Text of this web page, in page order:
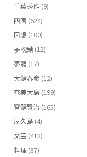
千葉秀作 (9)
四国 (624)
回想(100)
夢枕鯖(12)
夢龍 (17)
大鯖春彦 (12)
奄美大島 (199)
宮鯖賢治 (165)
屋久島 (4)
文芸 (412)
料理 (87)